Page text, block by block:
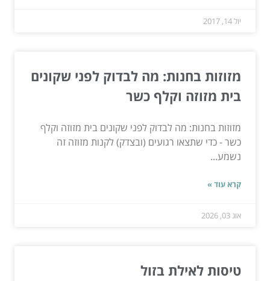
יול 14, 2017
מזוזות בחנות: מה לבדוק לפני שקונים
בית מזוזה וקלף כשר
מזוזות בחנות: מה לבדוק לפני שקונים בית מזוזה וקלף
כשר - כדי שתצאו רגועים (ובצדק) לקנות מזוזה זה
נשמע...
קרא עוד »
אוג 03, 2026
טיסות לאילת בזול